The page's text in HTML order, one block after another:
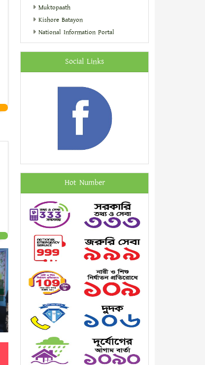
Muktopaath
Kishore Batayon
National Information Portal
Social Links
Hot Number